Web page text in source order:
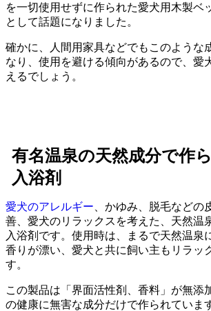
を一切使用せずに作られた愛犬用木製ベ
として話題になりました。
確かに、人間用家具などでもこのような
なり、使用を避ける傾向があるので、愛
えるでしょう。
有名温泉の天然成分で作
入浴剤
愛犬のアレルギー、かゆみ、脱毛などの
善、愛犬のリラックスを考えた、天然温
入浴剤です。使用時は、まるで天然温泉
香りが漂い、愛犬と共に飼い主もリラッ
す。
この製品は「界面活性剤、香料」が無添
の健康に無害な成分だけで作られていま